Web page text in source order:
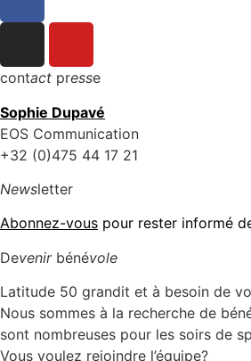
contact presse
Sophie Dupavé
EOS Communication
+32 (0)475 44 17 21
Newsletter
Abonnez-vous pour rester informé
Devenirbénévole
Latitude 50 grandit et à besoin de
Nous sommes à la recherche de
sont nombreuses pour les soirs de
Vous voulez rejoindre l’équipe?